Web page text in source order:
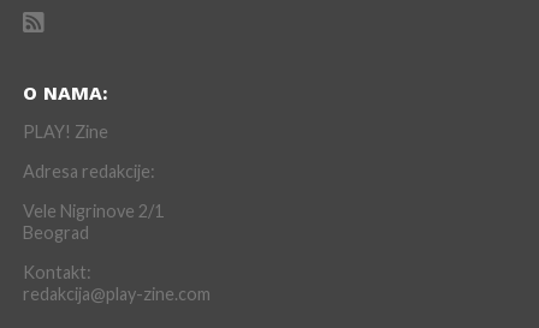
O NAMA:
PLAY! Zine
Adresa redakcije:
Vele Nigrinove 2/1
Beograd
Kontakt:
redakcija@play-zine.com